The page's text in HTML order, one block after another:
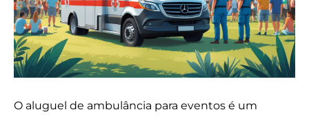
O aluguel de ambulância para eventos é um